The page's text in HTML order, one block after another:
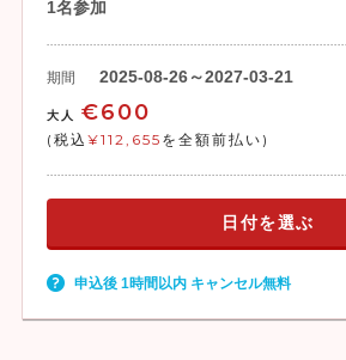
1名参加
期間 2025-08-26～2027-03-21
大人 €600
(税込 ¥112,655 を全額前払い)
日付を選ぶ
申込後 1時間以内 キャンセル無料